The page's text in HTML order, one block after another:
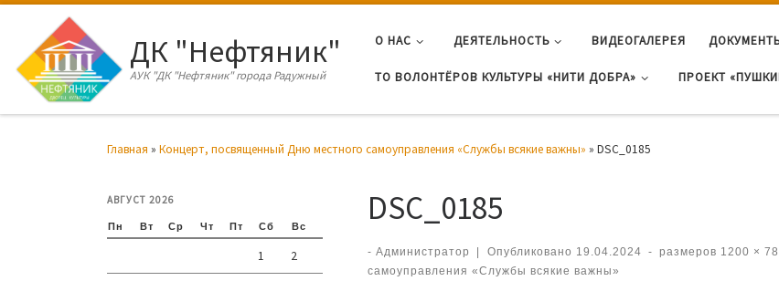
Перейти к содержимому
ДК "Нефтяник"
АУК "ДК "Нефтяник" города Радужный
О НАС ДЕЯТЕЛЬНОСТЬ ВИДЕОГАЛЕРЕЯ
ТО ВОЛОНТЁРОВ КУЛЬТУРЫ «НИТИ ДОБРА» ПРОЕКТ
Главная » Концерт, посвященный Дню местного самоуправления «Службы всякие важны» » DSC_0185
DSC_0185
- Администратор | Опубликовано 19.04.2024 - размеров 1200 ×
самоуправления «Службы всякие важны»
АВГУСТ 2026
Пн Вт Ср Чт Пт Сб Вс
1 2